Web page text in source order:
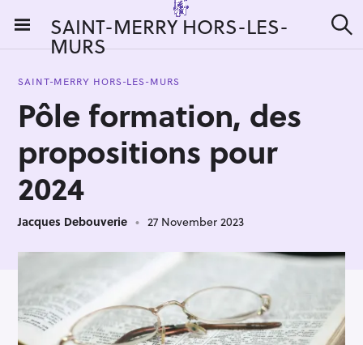
i
SAINT-MERRY HORS-LES-
MURS e
SAINT-MERRY HORS-LES-MURS
Pôle formation, des
propositions pour
2024
Jacques Debouverie 27 November 2023